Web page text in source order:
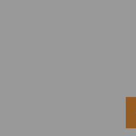
prend connaissance.
l’utilisateur, qui assume la totalité des